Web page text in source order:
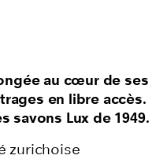
au cœur de ses
en libre accès.
savons Lux de 1949.
zurichoise